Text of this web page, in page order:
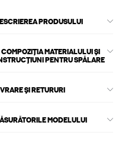
PRODUSULUI
COMPOZIȚIA MATERIALULUI ȘI
PENTRU SPĂLARE
ȘI RETURURI
MODELULUI